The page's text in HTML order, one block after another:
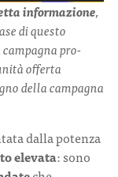
informazione,
di questo
pro-
offerta
della campagna
dalla potenza
elevata: sono